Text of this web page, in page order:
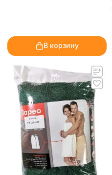
В корзину